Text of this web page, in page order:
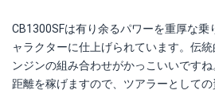
CB1300SFは有り余るパワーを重厚な乗
ャラクターに仕上げられています。伝
ンジンの組み合わせがかっこいいです
距離を稼げますので、ツアラーとしての